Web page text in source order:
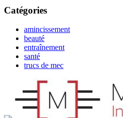
Catégories
amincissement
beauté
entraînement
santé
trucs de mec